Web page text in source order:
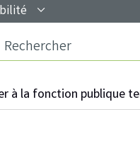
à la fonction publique